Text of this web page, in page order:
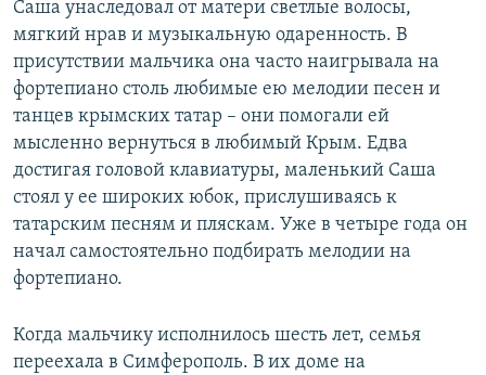
Саша унаследовал от матери светлые волосы,
мягкий нрав и музыкальную одаренность. В
присутствии мальчика она часто наигрывала на
фортепиано столь любимые ею мелодии песен и
танцев крымских татар – они помогали ей
мысленно вернуться в любимый Крым. Едва
достигая головой клавиатуры, маленький Саша
стоял у ее широких юбок, прислушиваясь к
татарским песням и пляскам. Уже в четыре года он
начал самостоятельно подбирать мелодии на
фортепиано.
Когда мальчику исполнилось шесть лет, семья
переехала в Симферополь. В их доме на